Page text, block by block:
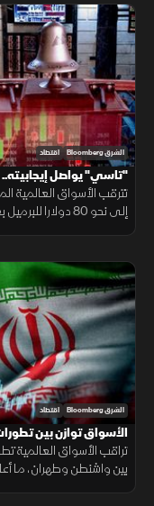
الشرق Bloomberg اقتصاد
"تاسي" يواصل
جديد
تترقب الأسواق العالمية
إلى نحو 80
الشرق Bloomberg اقتصاد
الأسواق توازن بين
تراقب الأسواق العالمية
بين واشنطن وطهران، ما